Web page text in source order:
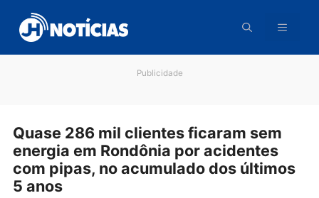
para
conteúdo
Quase 286 mil clientes ficaram sem
energia em Rondônia por acidentes
com pipas, no acumulado dos